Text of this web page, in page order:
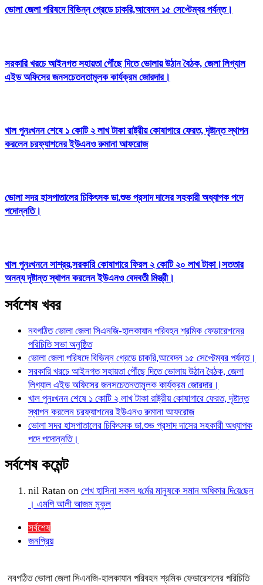
ভোলা জেলা পরিষদে বিভিন্ন গ্রেডে চাকরি,আবেদন ১৫ সেপ্টেম্বর পর্যন্ত।
সরকারি খরচে আইনগত সহায়তা পৌঁছে দিতে ভোলায় উঠান বৈঠক, জেলা লিগ্যাল
এইড অফিসের জনসচেতনতামূলক কার্যক্রম জোরদার।
খাল পুনঃখনন শেষে ১ কোটি ২ লাখ টাকা রাষ্ট্রীয় কোষাগারে ফেরত, দৃষ্টান্ত স্থাপন
করলেন চরফ্যাশনের ইউএনও রুমানা আফরোজ
ভোলা সদর হাসপাতালের চিকিৎসক ডা.শুভ প্রসাদ দাসের সহকারী অধ্যাপক পদে
পদোন্নতি।
খাল পুনঃখননে সাশ্রয়,সরকারি কোষাগারে ফিরল ২ কোটি ২০ লাখ টাকা।সততার
অনন্য দৃষ্টান্ত স্থাপন করলেন ইউএনও বেদবতী মিস্ত্রী।
সর্বশেষ খবর
নবগঠিত ভোলা জেলা সিএনজি-হালকাযান পরিবহন শ্রমিক ফেডারেশনের
পরিচিতি সভা অনুষ্ঠিত
ভোলা জেলা পরিষদে বিভিন্ন গ্রেডে চাকরি,আবেদন ১৫ সেপ্টেম্বর পর্যন্ত।
সরকারি খরচে আইনগত সহায়তা পৌঁছে দিতে ভোলায় উঠান বৈঠক, জেলা
লিগ্যাল এইড অফিসের জনসচেতনতামূলক কার্যক্রম জোরদার।
খাল পুনঃখনন শেষে ১ কোটি ২ লাখ টাকা রাষ্ট্রীয় কোষাগারে ফেরত, দৃষ্টান্ত
স্থাপন করলেন চরফ্যাশনের ইউএনও রুমানা আফরোজ
ভোলা সদর হাসপাতালের চিকিৎসক ডা.শুভ প্রসাদ দাসের সহকারী অধ্যাপক
পদে পদোন্নতি।
সর্বশেষ কমেন্ট
nil Ratan on শেখ হা‌সিনা সকল ধ‌র্মের মানু‌ষকে সমান অ‌ধিকার দি‌য়ে‌ছেন
। এম‌পি আলী আজম মুকুল
সর্বশেষ
জনপ্রিয়
নবগঠিত ভোলা জেলা সিএনজি-হালকাযান পরিবহন শ্রমিক ফেডারেশনের পরিচিতি